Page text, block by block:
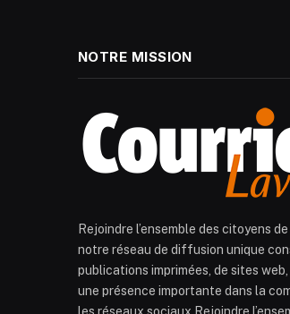
NOTRE MISSION
Rejoindre l’ensemble des citoyens
notre réseau de diffusion unique
publications imprimées, de sites
une présence importante dans la
les réseaux sociaux.Rejoindre